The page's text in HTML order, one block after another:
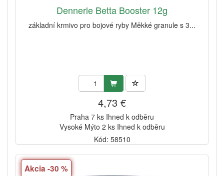
Dennerle Betta Booster 12g
základní krmivo pro bojové ryby Měkké granule s 3...
4,73 €
Praha 7 ks Ihned k odběru
Vysoké Mýto 2 ks Ihned k odběru
Kód: 58510
Akcia -30 %